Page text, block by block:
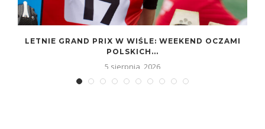
LETNIE GRAND PRIX W WIŚLE: WEEKEND OCZAMI
POLSKICH...
5 sierpnia, 2026